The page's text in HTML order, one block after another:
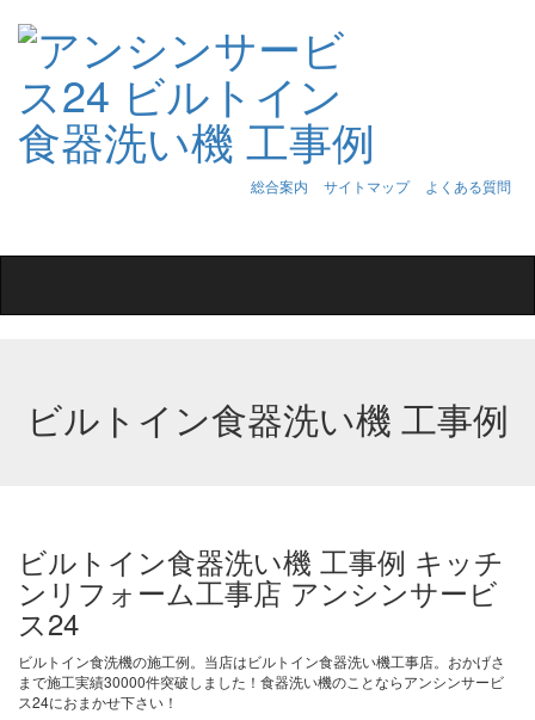
総合案内 サイトマップ
よくある質問
ビルトイン食器洗い機 工事例
ビルトイン食器洗い機 工事例 キッチ
ンリフォーム工事店 アンシンサービ
ス24
ビルトイン食洗機の施工例。当店はビルトイン食器洗い機工事店。おかげさ
まで施工実績30000件突破しました！食器洗い機のことならアンシンサービ
ス24におまかせ下さい！